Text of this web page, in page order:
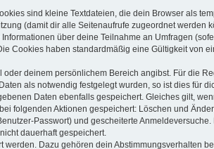
sind kleine Textdateien, die dein Browser als
(damit dir alle Seitenaufrufe zugeordnet werden
über deine Teilnahme an Umfragen
Cookies haben standardmäßig eine Gültigkeit von
deinem persönlichem Bereich angibst. Für die
als notwendig festgelegt wurden, so ist dies für
Daten ebenfalls gespeichert. Gleiches gilt,
folgenden Aktionen gespeichert: Löschen und
Passwort) und gescheiterte
dauerhaft gespeichert.
Dazu gehören dein Abstimmungsverhalten